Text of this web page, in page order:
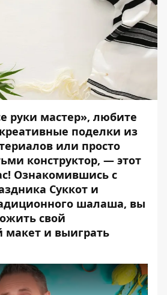
руки мастер», любите
поделки из
или просто
конструктор, — этот
Ознакомившись с
Суккот и
шалаша, вы
свой
макет и выиграть